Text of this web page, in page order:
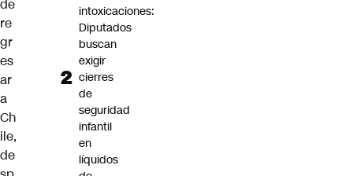
de
re
gr
es
ar
a
Ch
ile,
de
intoxicaciones:
Diputados
buscan
exigir
cierres
de
seguridad
infantil
en
líquidos